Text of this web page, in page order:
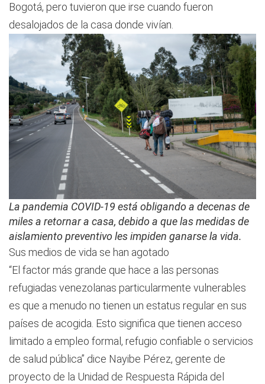
Bogotá, pero tuvieron que irse cuando fueron
desalojados de la casa donde vivían.
La pandemia COVID-19 está obligando a decenas de
miles a retornar a casa, debido a que las medidas de
aislamiento preventivo les impiden ganarse la vida.
Sus medios de vida se han agotado
“El factor más grande que hace a las personas
refugiadas venezolanas particularmente vulnerables
es que a menudo no tienen un estatus regular en sus
países de acogida. Esto significa que tienen acceso
limitado a empleo formal, refugio confiable o servicios
de salud pública” dice Nayibe Pérez, gerente de
proyecto de la Unidad de Respuesta Rápida del